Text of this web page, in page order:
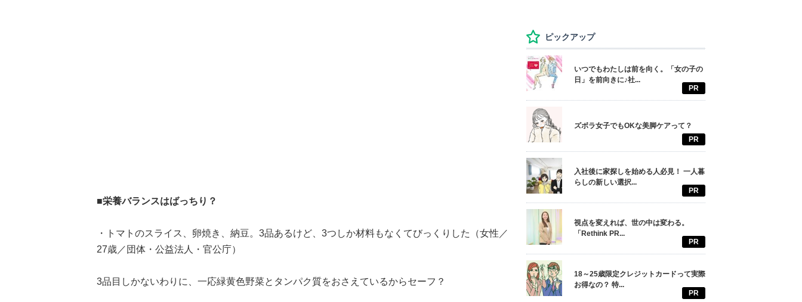
■栄養バランスはばっちり？
・トマトのスライス、卵焼き、納豆。3品あるけど、3つしか材料もなくてびっくりした（女性／
27歳／団体・公益法人・官公庁）
3品目しかないわりに、一応緑黄色野菜とタンパク質をおさえているからセーフ？
ピックアップ
いつでもわたしは前を向く。「女の子の
日」を前向きに♪社...
PR
ズボラ女子でもOKな美脚ケアって？
PR
入社後に家探しを始める人必見！ 一人暮
らしの新しい選択...
PR
視点を変えれば、世の中は変わる。
「Rethink PR...
PR
18～25歳限定クレジットカードって実際
お得なの？ 特...
PR